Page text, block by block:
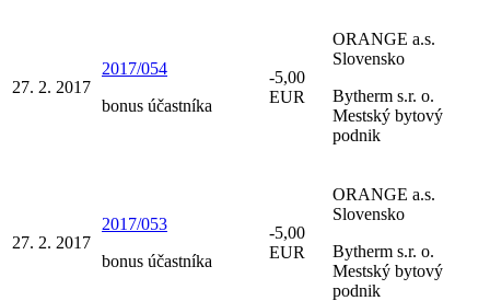
27. 2. 2017
2017/054
bonus účastníka
-5,00
EUR
ORANGE a.s.
Slovensko
Bytherm s.r. o.
Mestský bytový
podnik
27. 2. 2017
2017/053
bonus účastníka
-5,00
EUR
ORANGE a.s.
Slovensko
Bytherm s.r. o.
Mestský bytový
podnik